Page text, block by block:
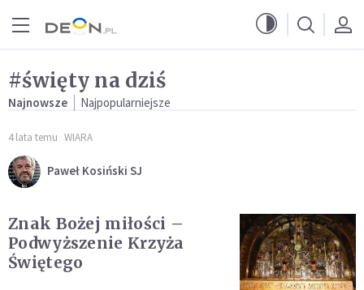
#święty na dziś
Najnowsze Najpopularniejsze
4 lata temu WIARA
Paweł Kosiński SJ
Znak Bożej miłości –
Podwyższenie Krzyża
Świętego